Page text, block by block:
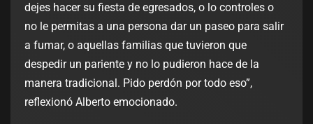
dejes hacer su fiesta de egresados, o lo controles o
no le permitas a una persona dar un paseo para salir
a fumar, o aquellas familias que tuvieron que
despedir un pariente y no lo pudieron hace de la
manera tradicional. Pido perdón por todo eso”,
reflexionó Alberto emocionado.